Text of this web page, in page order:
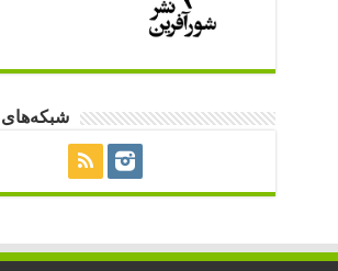
شبکه‌های